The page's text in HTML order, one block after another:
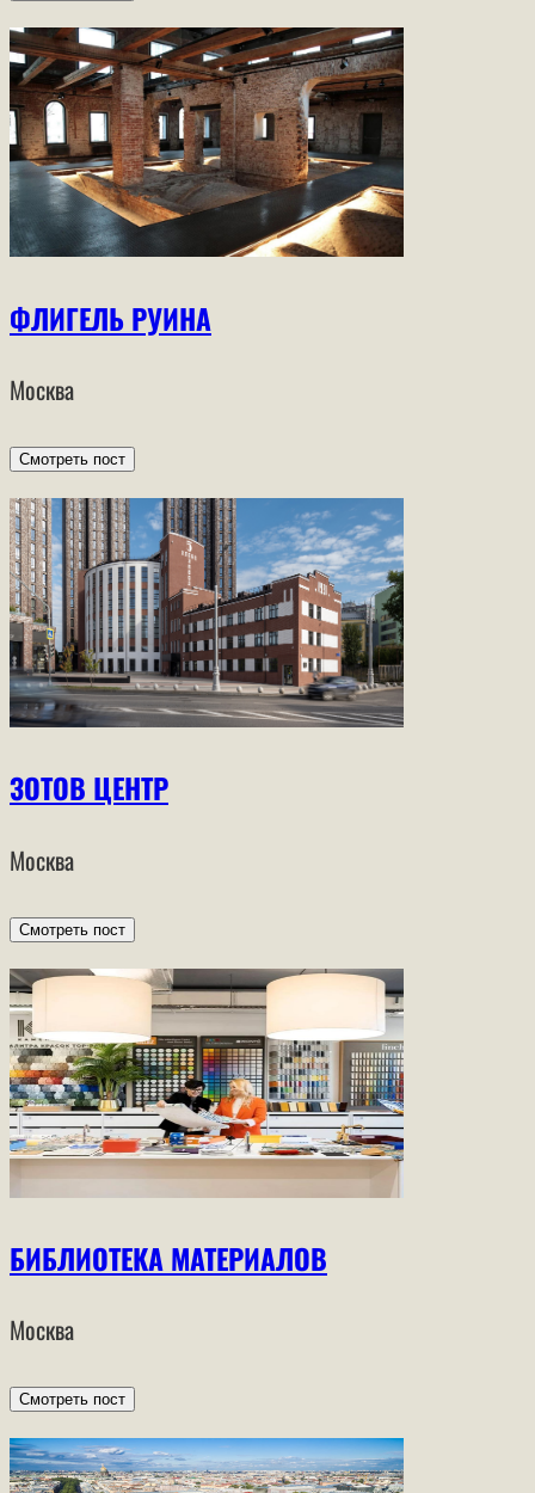
ФЛИГЕЛЬ РУИНА
Москва
Смотреть пост
ЗОТОВ ЦЕНТР
Москва
Смотреть пост
БИБЛИОТЕКА МАТЕРИАЛОВ
Москва
Смотреть пост